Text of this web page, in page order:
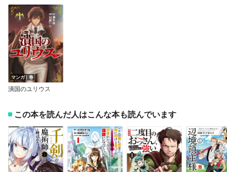
マンガ｜巻
潰国のユリウス
この本を読んだ人はこんな本も読んでいます